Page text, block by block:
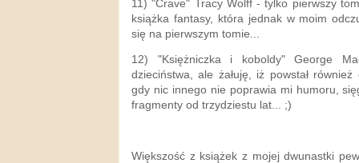
11) "Crave" Tracy Wolff - tylko pierwszy
książka fantasy, która jednak w moim
się na pierwszym tomie...
12) "Księżniczka i koboldy" George
dzieciństwa, ale żałuję, iż powstał
gdy nic innego nie poprawia mi humoru,
fragmenty od trzydziestu lat... ;)
Większość z książek z mojej dwunastki